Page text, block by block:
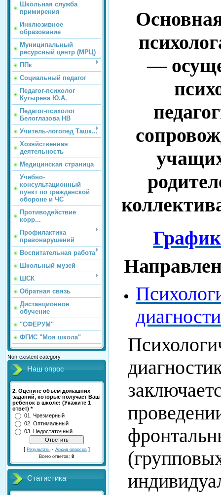
Школьная служба
примирения
Инклюзивное
образование
Муниципальный
ресурсный центр (МРЦ)
ППк
Социальный педагог
Педагог-психолог
Кутырева Ю.А.
Педагог-психолог
Белоглазова НВ
Учитель-логопед Ташк...
Хозяйственная
деятельность
Медицинская страница
Учебно-
консультационный
пункт по гражданской
обороне и ЧС
Противодействие
корр...
Профилактика
правонарушений
Воспитательная работа
Школьный музей
ШСК
Обратная связь
Дистанционное
обучение
"СФЕРУМ"
ФГИС "Моя школа"
Non-existent category
Наш опрос
2. Оцените объем домашних
заданий, которые получает Ваш
ребенок в школе: (Укажите 1
ответ) *
01. Чрезмерный
02. Оптимальный
03. Недостаточный
[ Результаты · Архив опросов ]
Всего ответов:8
Статистика
—